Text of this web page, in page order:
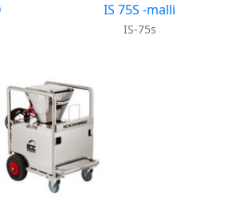
IS 75S -malli
IS-75s